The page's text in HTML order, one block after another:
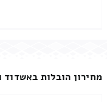
מחירון הובלות באשדוד